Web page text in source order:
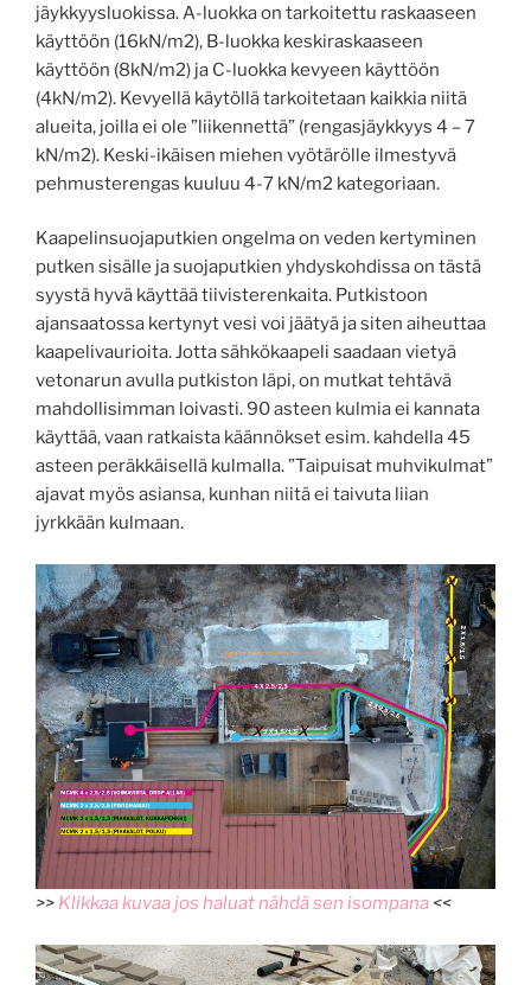
jäykkyysluokissa. A-luokka on tarkoitettu raskaaseen
käyttöön (16kN/m2), B-luokka keskiraskaaseen
käyttöön (8kN/m2) ja C-luokka kevyeen käyttöön
(4kN/m2). Kevyellä käytöllä tarkoitetaan kaikkia niitä
alueita, joilla ei ole ”liikennettä” (rengasjäykkyys 4 – 7
kN/m2). Keski-ikäisen miehen vyötärölle ilmestyvä
pehmusterengas kuuluu 4-7 kN/m2 kategoriaan.
Kaapelinsuojaputkien ongelma on veden kertyminen
putken sisälle ja suojaputkien yhdyskohdissa on tästä
syystä hyvä käyttää tiivisterenkaita. Putkistoon
ajansaatossa kertynyt vesi voi jäätyä ja siten aiheuttaa
kaapelivaurioita. Jotta sähkökaapeli saadaan vietyä
vetonarun avulla putkiston läpi, on mutkat tehtävä
mahdollisimman loivasti. 90 asteen kulmia ei kannata
käyttää, vaan ratkaista käännökset esim. kahdella 45
asteen peräkkäisellä kulmalla. ”Taipuisat muhvikulmat”
ajavat myös asiansa, kunhan niitä ei taivuta liian
jyrkkään kulmaan.
>> Klikkaa kuvaa jos haluat nähdä sen isompana <<